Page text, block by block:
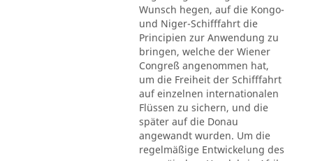
Wunsch hegen, auf die Kongo-
und Niger-Schifffahrt die
Principien zur Anwendung zu
bringen, welche der Wiener
Congreß angenommen hat,
um die Freiheit der Schifffahrt
auf einzelnen internationalen
Flüssen zu sichern, und die
später auf die Donau
angewandt wurden. Um die
regelmäßige Entwickelung des